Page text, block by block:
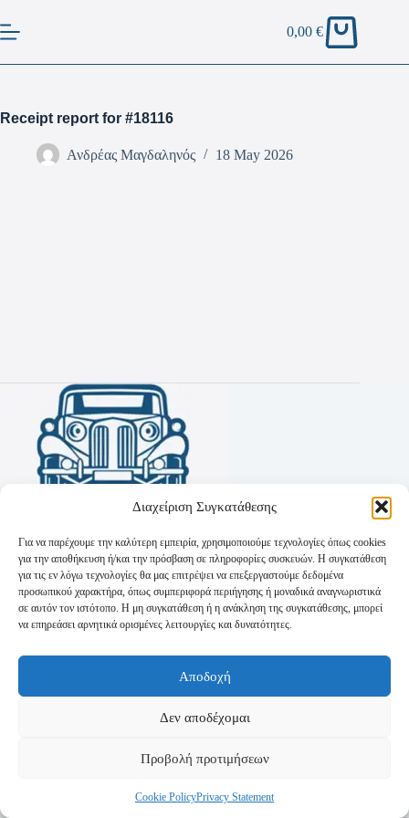
Διαχείριση Συγκατάθεσης
Για να παρέχουμε την καλύτερη εμπειρία, χρησιμοποιούμε τεχνολογίες όπως cookies
για την αποθήκευση ή/και την πρόσβαση σε πληροφορίες συσκευών. Η συγκατάθεση
για τις εν λόγω τεχνολογίες θα μας επιτρέψει να επεξεργαστούμε δεδομένα
προσωπικού χαρακτήρα, όπως συμπεριφορά περιήγησης ή μοναδικά αναγνωριστικά
σε αυτόν τον ιστότοπο. Η μη συγκατάθεση ή η ανάκληση της συγκατάθεσης, μπορεί
να επηρεάσει αρνητικά ορισμένες λειτουργίες και δυνατότητες.
Αποδοχή
Δεν αποδέχομαι
Προβολή προτιμήσεων
Cookie PolicyPrivacy Statement
0,00€
Receipt report for #18116
Ανδρέας Μαγδαληνός 18 May 2026
Πολιτική Απορρήτου
Τρόποι Αποστολής
Τρόποι Πληρωμής